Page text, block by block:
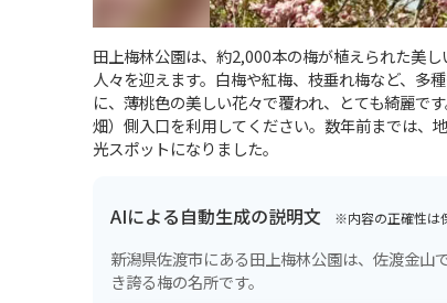
田上梅林公園は、約2,000本の梅が植えられた美
人々を迎えます。白梅や紅梅、枝垂れ梅など、多
に、薄桃色の美しい花々で覆われ、とても綺麗で
畑）側入口を利用してください。数年前までは、
光スポットになりました。
AIによる自動生成の説明文 ※内容の正確性は
新潟県佐渡市にある田上梅林公園は、佐渡金
き誇る梅の名所です。